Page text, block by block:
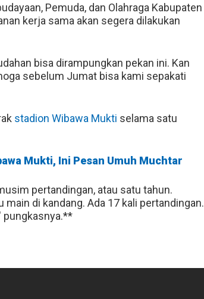
Pemuda, dan Olahraga Kabupaten
kerja sama akan segera dilakukan
bisa dirampungkan pekan ini. Kan
sebelum Jumat bisa kami sepakati
stadion Wibawa Mukti selama satu
Mukti, Ini Pesan Umuh Muchtar
pertandingan, atau satu tahun.
di kandang. Ada 17 kali pertandingan.
pungkasnya.**